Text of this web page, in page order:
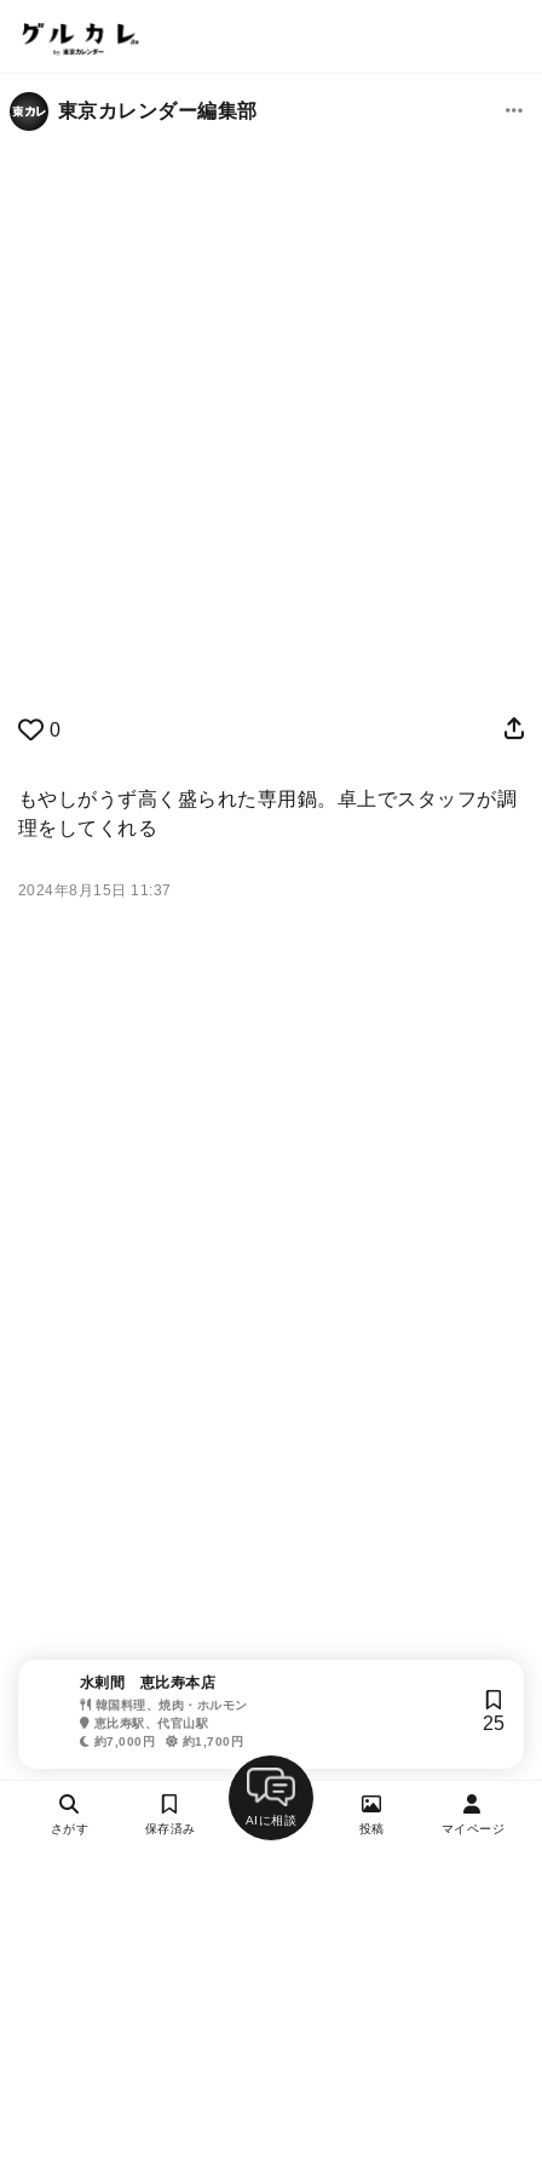
東京カレンダー編集部
0
もやしがうず高く盛られた専用鍋。卓上でスタッフが調
理をしてくれる
2024年8月15日 11:37
水剌間 恵比寿本店
韓国料理、焼肉・ホルモン
恵比寿駅、代官山駅
約7,000円
約1,700円
25
さがす 保存済み
AIに相談
投稿 マイページ